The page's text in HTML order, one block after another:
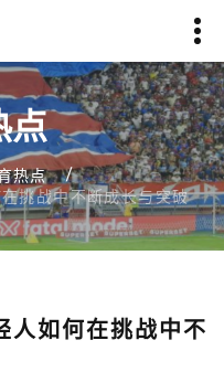
点
热点
挑战中不断成长与突破
人如何在挑战中不